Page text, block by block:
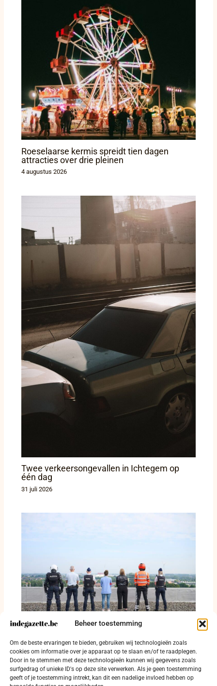
Beheer toestemming
Om de beste ervaringen te bieden, gebruiken wij technologieën zoals
cookies om informatie over je apparaat op te slaan en/of te raadplegen.
Door in te stemmen met deze technologieën kunnen wij gegevens zoals
surfgedrag of unieke ID's op deze site verwerken. Als je geen toestemming
geeft of je toestemming intrekt, kan dit een nadelige invloed hebben op
Roeselaarse kermis spreidt tien dagen
attracties over drie pleinen
4 augustus 2026
Twee verkeersongevallen in Ichtegem op
één dag
31 juli 2026
Politiezone RIHO maakt negentien
controledagen in augustus bekend
20 juli 2026